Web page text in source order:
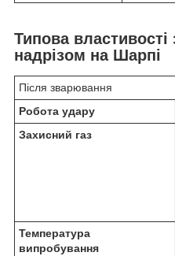
Типова властивості
надрізом на Шарпі
Після зварювання
Робота удару
Захисний газ
Температура
випробування